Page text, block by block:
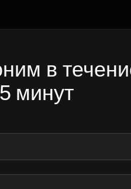
в
минут